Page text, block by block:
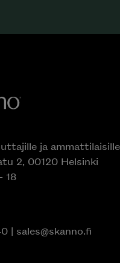
ja
2, 00120 Helsinki
18
| sales@skanno.fi